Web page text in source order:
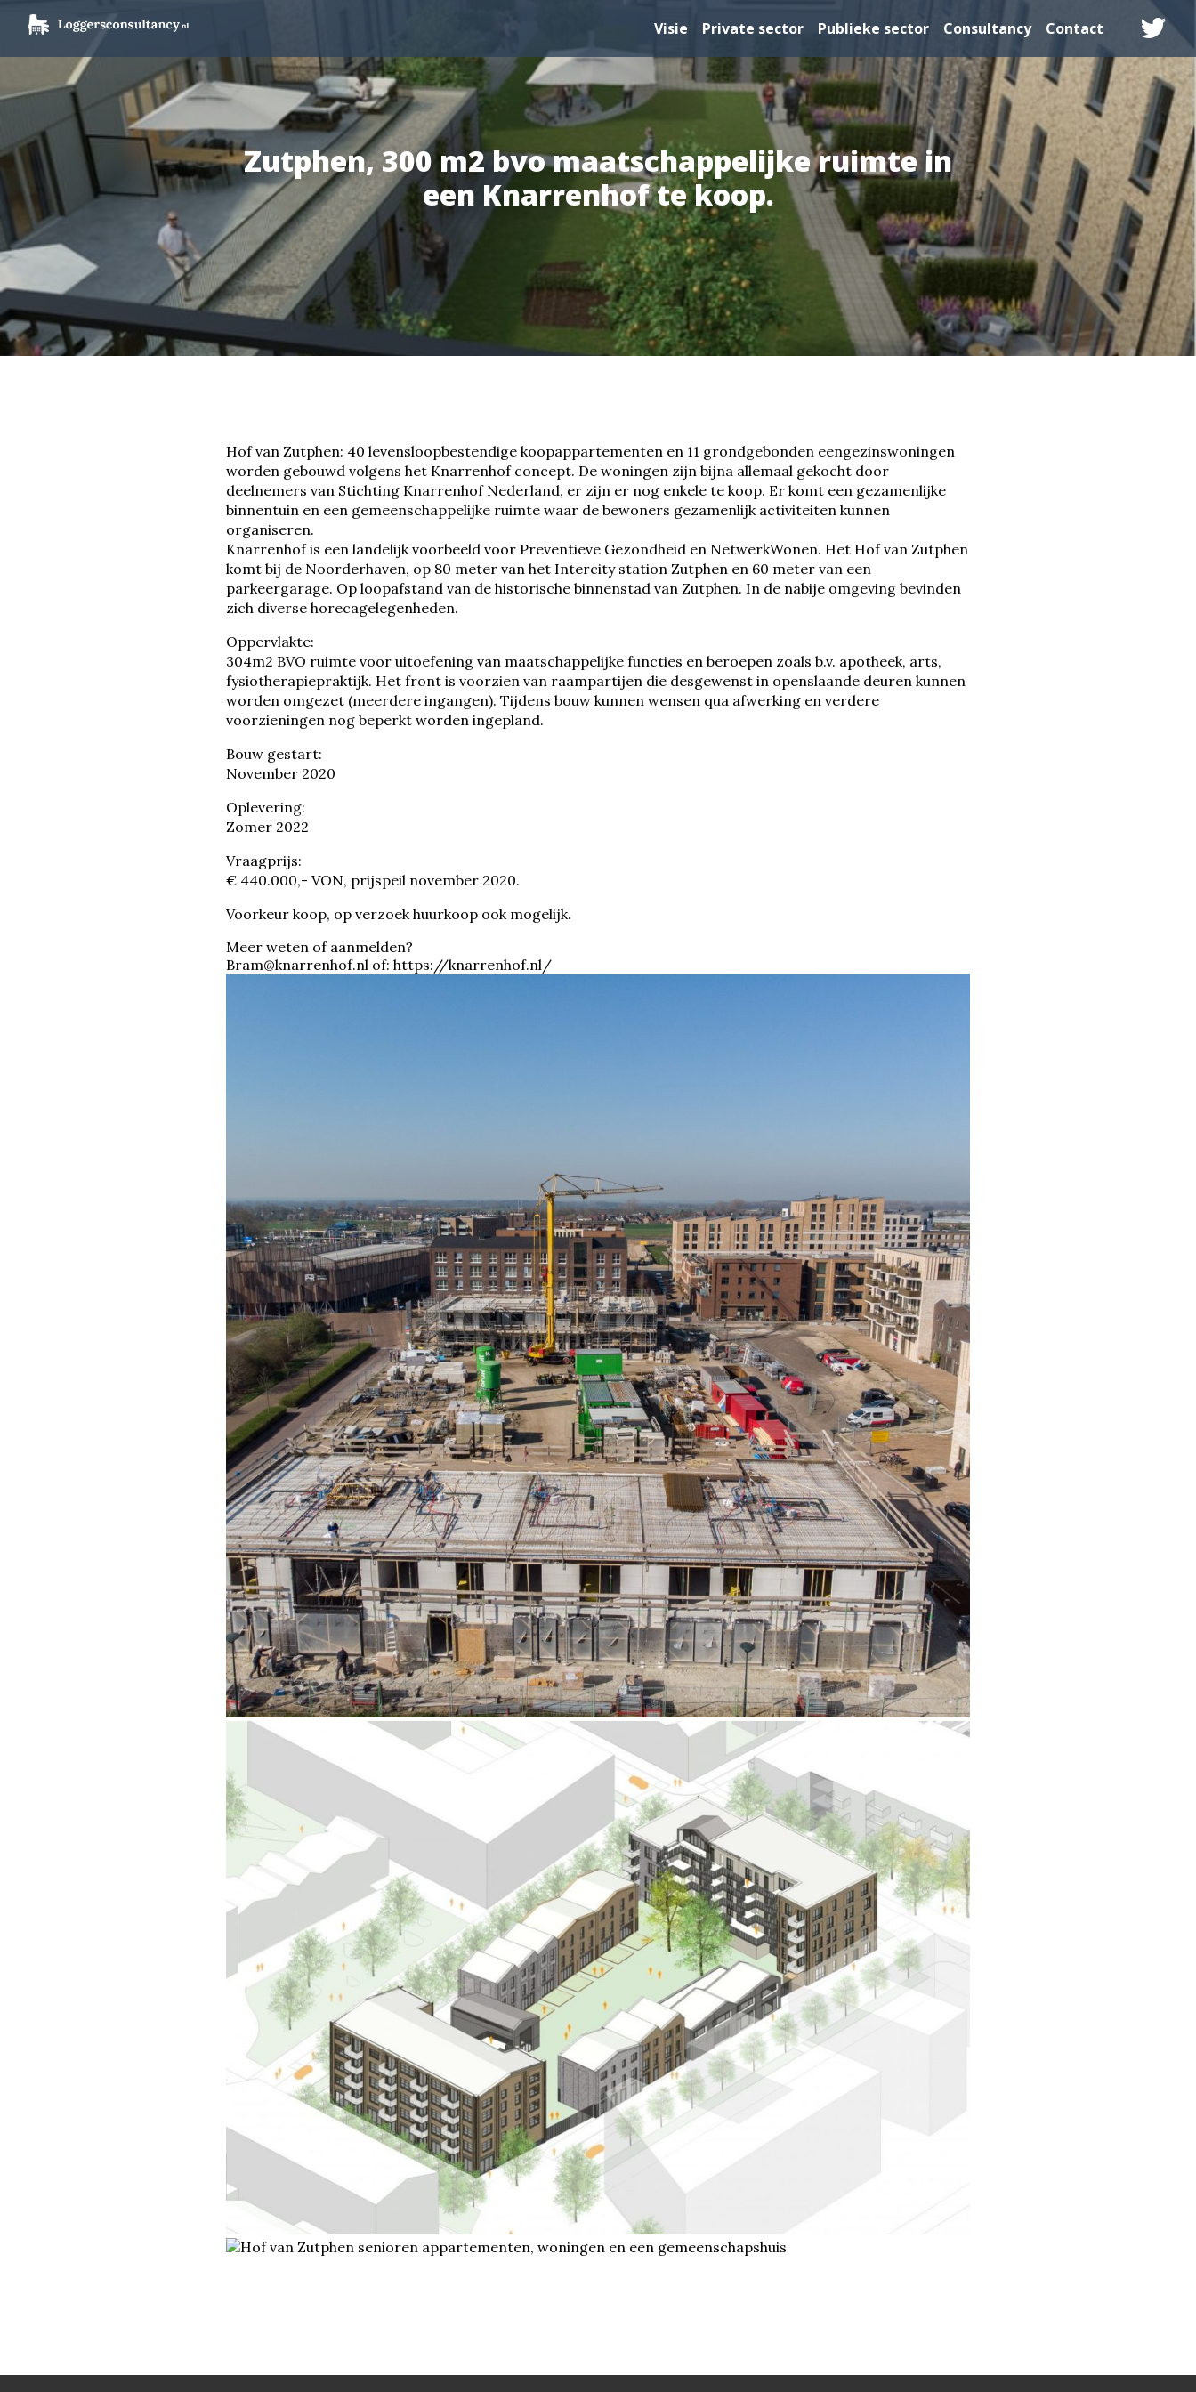
Visie Private sector Publieke sector Consultancy Contact
Zutphen, 300 m2 bvo maatschappelijke ruimte in
een Knarrenhof te koop.
Hof van Zutphen: 40 levensloopbestendige koopappartementen en 11 grondgebonden eengezinswoningen
worden gebouwd volgens het Knarrenhof concept. De woningen zijn bijna allemaal gekocht door
deelnemers van Stichting Knarrenhof Nederland, er zijn er nog enkele te koop. Er komt een gezamenlijke
binnentuin en een gemeenschappelijke ruimte waar de bewoners gezamenlijk activiteiten kunnen
organiseren.
Knarrenhof is een landelijk voorbeeld voor Preventieve Gezondheid en NetwerkWonen. Het Hof van Zutphen
komt bij de Noorderhaven, op 80 meter van het Intercity station Zutphen en 60 meter van een
parkeergarage. Op loopafstand van de historische binnenstad van Zutphen. In de nabije omgeving bevinden
zich diverse horecagelegenheden.
Oppervlakte:
304m2 BVO ruimte voor uitoefening van maatschappelijke functies en beroepen zoals b.v. apotheek, arts,
fysiotherapiepraktijk. Het front is voorzien van raampartijen die desgewenst in openslaande deuren kunnen
worden omgezet (meerdere ingangen). Tijdens bouw kunnen wensen qua afwerking en verdere
voorzieningen nog beperkt worden ingepland.
Bouw gestart:
November 2020
Oplevering:
Zomer 2022
Vraagprijs:
€ 440.000,- VON, prijspeil november 2020.
Voorkeur koop, op verzoek huurkoop ook mogelijk.
Meer weten of aanmelden?
Bram@knarrenhof.nl of: https://knarrenhof.nl/